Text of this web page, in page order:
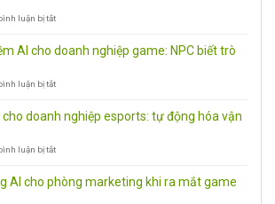
Và
luận bị tắt
Sách
Công
Mềm
AI cho doanh nghiệp game: NPC biết trò
luận bị tắt
AI
game:
doanh nghiệp esports: tự động hóa vận
luận bị tắt
agent
cho
AI cho phòng marketing khi ra mắt game